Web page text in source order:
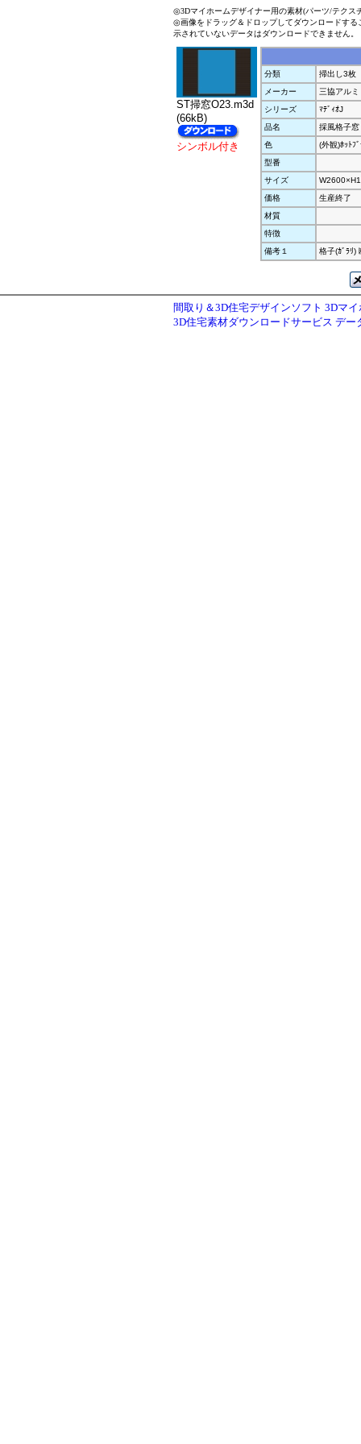
◎3Dマイホームデザイナー用の素材(パーツ/テクス
◎画像をドラッグ＆ドロップしてダウンロードす
示されていないデータはダウンロードできません。
ST掃窓O23.m3d
(66kB)
シンボル付き
分類
掃出し3枚
メーカー
三協アルミ
シリーズ
ﾏﾃﾞｨｵJ
品名
採風格子窓
色
(外観)ﾎｯﾄﾌ
型番
サイズ
価格
生産終了
材質
特徴
備考１
格子(ｶﾞﾗﾘ)
間取り＆3D住宅デザインソフト 3Dマ
3D住宅素材ダウンロードサービス デー